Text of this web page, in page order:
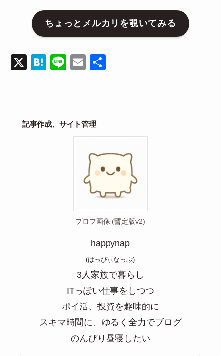
ちょっとメルカリを覗いてみる
X
H
a
Li
E
記事作成、サイト管理
プロフ画像 (暫定版v2)
happynap
(はっぴぃなっぷ)
3人家族で暮らし
ITっぽい仕事をしつつ
ポイ活、投資を趣味的に
スキマ時間に、ゆるく全力でブログ
のんびり昼寝したい